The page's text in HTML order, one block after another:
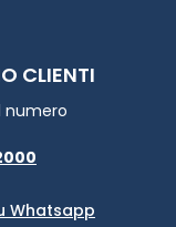
CLIENTI
numero
Whatsapp